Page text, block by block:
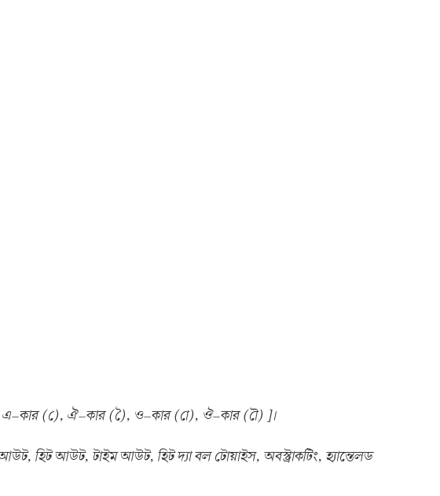
(ে), ঐ–কার (ৈ), ও–কার (ো), ঔ–কার (ৌ) ]।
হিট আউট, টাইম আউট, হিট দ্যা বল টোয়াইস, অবস্ট্রাকটিং, হ্যান্তেলড